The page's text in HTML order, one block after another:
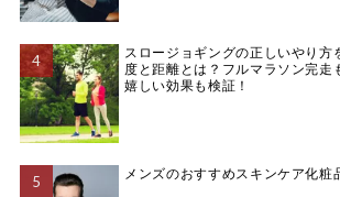
スロージョギングの正しいやり方
度と距離とは？フルマラソン完走
嬉しい効果も検証！
メンズのおすすめスキンケア化粧